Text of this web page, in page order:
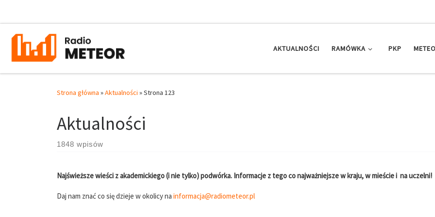
AKTUALNOŚCI RAMÓWKA PKP
Strona główna »Aktualności »Strona 123
Aktualności
1848 wpisów
Najświeższe wieści z akademickiego (i nie tylko) podwórka. Informacje z tego co najważniejsze w kraju, w mieście i na uczelni!
Daj nam znać co się dzieje w okolicy na informacja@radiometeor.pl